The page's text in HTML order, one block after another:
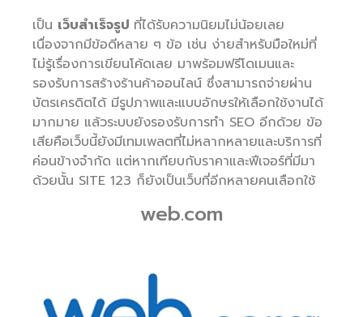
เป็น เว็บสำเร็จรูป ที่ได้รับความนิยมไม่น้อยเลย
เนื่องจากมีข้อดีหลาย ๆ ข้อ เช่น ง่ายสำหรับมือใหม่ที่
ไม่รู้เรื่องการเขียนโค้ดเลย มาพร้อมฟรีโดเมนและ
รองรับการสร้างร้านค้าออนไลน์ ซึ่งสามารถจ่ายผ่าน
บัตรเครดิตได้ มีรูปภาพและแบบอักษรให้เลือกใช้งานได้
มากมาย แล้วระบบยังรองรับการทำ SEO อีกด้วย ข้อ
เสียคือเว็บนี้ยังมีเทมเพลตที่ไม่หลากหลายและบริการที่
ค่อนข้างจำกัด แต่หากเทียบกับราคาและฟีเจอร์ที่มีมา
ด้วยนั้น SITE 123 ก็ยังเป็นเว็บที่อีกหลายคนเลือกใช้
web.com